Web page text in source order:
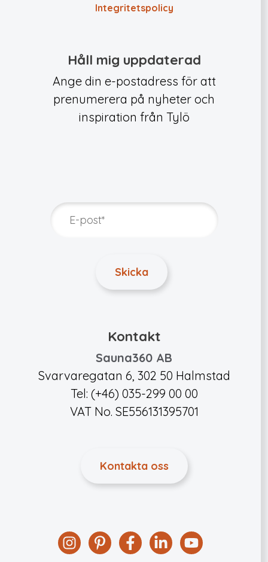
Integritets­policy
Håll mig uppdaterad
Ange din e-postadress för att
prenumerera på nyheter och
inspiration från Tylö
Kontakt
Sauna360 AB
Svarvaregatan 6, 302 50 Halmstad
Tel: (+46) 035-299 00 00
VAT No. SE556131395701
Kontakta oss
InstagramPinterestFacebook
LinkedinYouTube